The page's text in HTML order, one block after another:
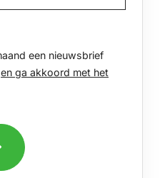
een nieuwsbrief
en ga akkoord met het